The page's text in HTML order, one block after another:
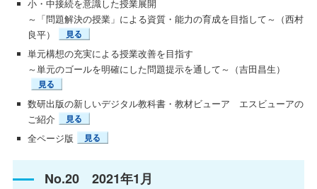
小・中接続を意識した授業展開
～「問題解決の授業」による資質・能力の育成を目指して～（西村
良平）
単元構想の充実による授業改善を目指す
～単元のゴールを明確にした問題提示を通して～（吉田昌生）
数研出版の新しいデジタル教科書・教材ビューア エスビューアの
ご紹介
全ページ版
No.20 2021年1月